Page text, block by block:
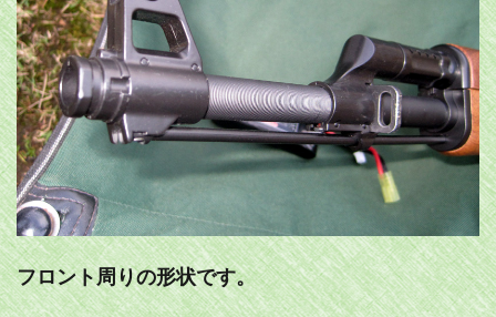
フロント周りの形状です。